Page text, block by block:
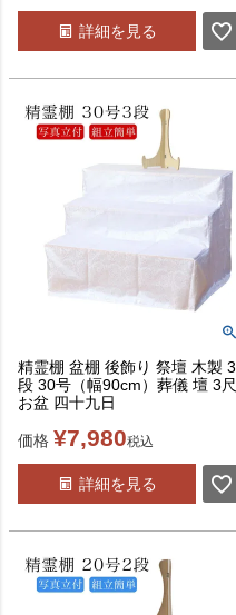
詳細を見る
精霊棚 盆棚 後飾り 祭壇 木製 3
段 30号（幅90cm）葬儀 壇 3尺
お盆 四十九日
価格 ¥7,980税込
詳細を見る